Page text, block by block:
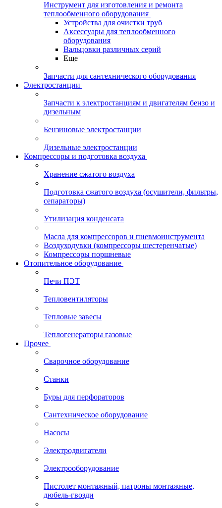
Инструмент для изготовления и ремонта
теплообменного оборудования
Устройства для очистки труб
Аксессуары для теплообменного
оборудования
Вальцовки различных серий
Еще
Запчасти для сантехнического оборудования
Электростанции
Запчасти к электростанциям и двигателям бензо и
дизельным
Бензиновые электростанции
Дизельные электростанции
Компрессоры и подготовка воздуха
Хранение сжатого воздуха
Подготовка сжатого воздуха (осушители, фильтры,
сепараторы)
Утилизация конденсата
Масла для компрессоров и пневмоинструмента
Воздуходувки (компрессоры шестеренчатые)
Компрессоры поршневые
Отопительное оборудование
Печи ПЭТ
Тепловентиляторы
Тепловые завесы
Теплогенераторы газовые
Прочее
Сварочное оборудование
Станки
Буры для перфораторов
Сантехническое оборудование
Насосы
Электродвигатели
Электрооборудование
Пистолет монтажный, патроны монтажные,
дюбель-гвозди